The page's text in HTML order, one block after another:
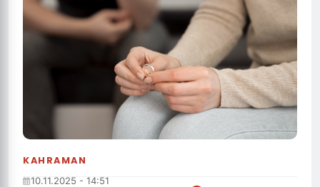
KAHRAMAN
10.11.2025 - 14:51